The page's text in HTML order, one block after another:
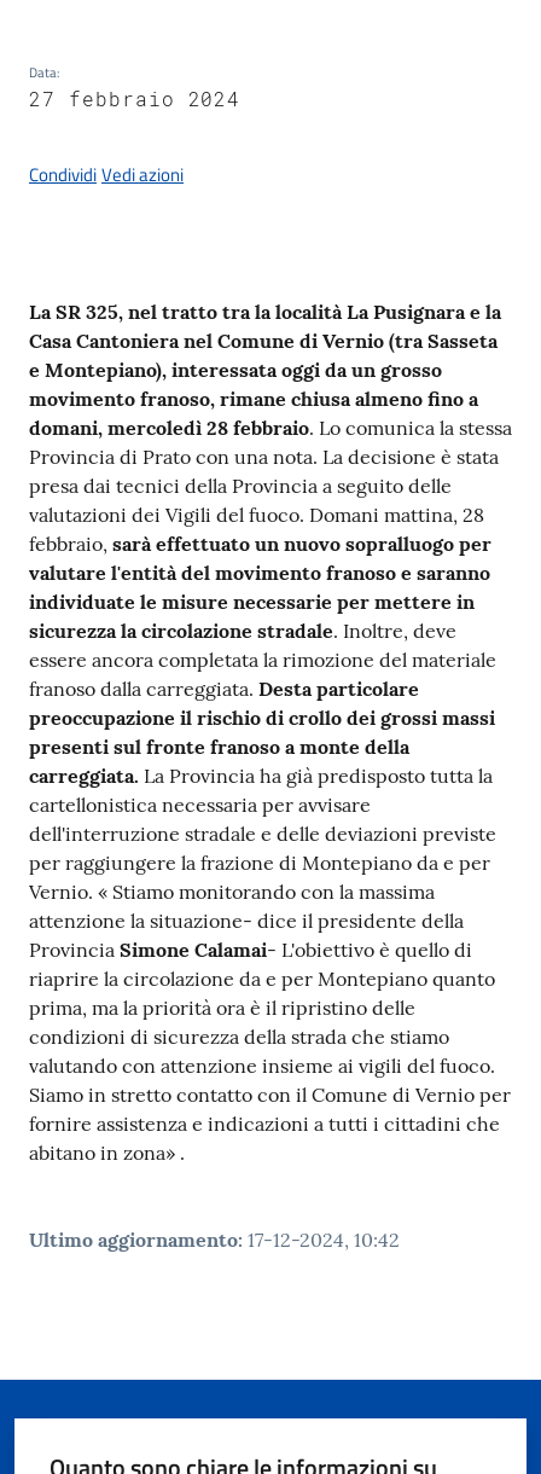
su
Data:
27 febbraio 2024
CondividiVedi azioni
Contenuto
La SR 325, nel tratto tra la località La Pusignara e la
Casa Cantoniera nel Comune di Vernio (tra Sasseta
e Montepiano), interessata oggi da un grosso
movimento franoso, rimane chiusa almeno fino a
domani, mercoledì 28 febbraio. Lo comunica la stessa
Provincia di Prato con una nota. La decisione è stata
presa dai tecnici della Provincia a seguito delle
valutazioni dei Vigili del fuoco. Domani mattina, 28
febbraio, sarà effettuato un nuovo sopralluogo per
valutare l'entità del movimento franoso e saranno
individuate le misure necessarie per mettere in
sicurezza la circolazione stradale. Inoltre, deve
essere ancora completata la rimozione del materiale
franoso dalla carreggiata. Desta particolare
preoccupazione il rischio di crollo dei grossi massi
presenti sul fronte franoso a monte della
carreggiata. La Provincia ha già predisposto tutta la
cartellonistica necessaria per avvisare
dell'interruzione stradale e delle deviazioni previste
per raggiungere la frazione di Montepiano da e per
Vernio. « Stiamo monitorando con la massima
attenzione la situazione- dice il presidente della
Provincia Simone Calamai- L'obiettivo è quello di
riaprire la circolazione da e per Montepiano quanto
prima, ma la priorità ora è il ripristino delle
condizioni di sicurezza della strada che stiamo
valutando con attenzione insieme ai vigili del fuoco.
Siamo in stretto contatto con il Comune di Vernio per
fornire assistenza e indicazioni a tutti i cittadini che
abitano in zona» .
Ultimo aggiornamento: 17-12-2024, 10:42